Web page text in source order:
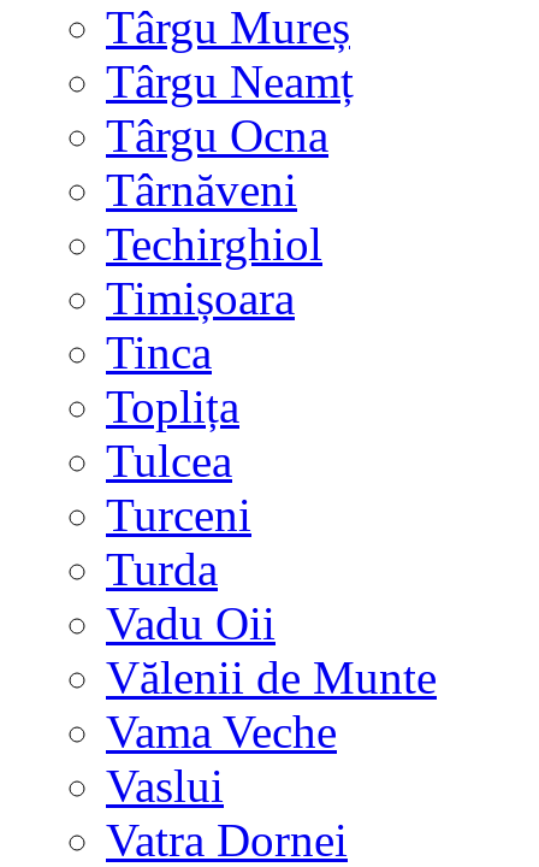
Târgu Mureș
Târgu Neamț
Târgu Ocna
Târnăveni
Techirghiol
Timișoara
Tinca
Toplița
Tulcea
Turceni
Turda
Vadu Oii
Vălenii de Munte
Vama Veche
Vaslui
Vatra Dornei